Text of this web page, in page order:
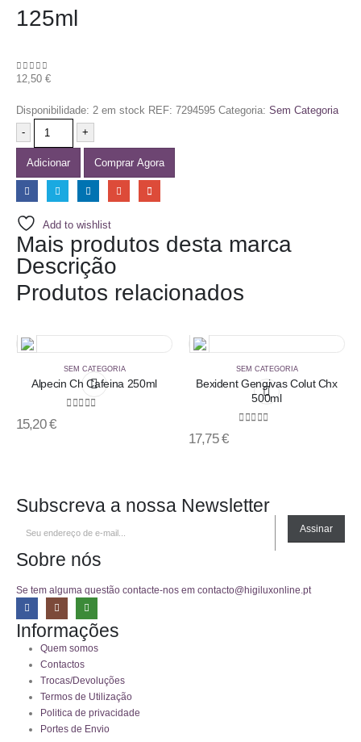
125ml
0 out of 5
12,50 €
Disponibilidade: 2 em stock REF: 7294595 Categoria: Sem Categoria
-
+
Adicionar Comprar Agora
Add to wishlist
Mais produtos desta marca
Descrição
Produtos relacionados
SEM CATEGORIA
Alpecin Ch Cafeina 250ml
15,20€
SEM CATEGORIA
Bexident Gengivas Colut Chx
500ml
17,75€
Subscreva a nossa Newsletter
Assinar
Sobre nós
Se tem alguma questão contacte-nos em contacto@higiluxonline.pt
Informações
Quem somos
Contactos
Trocas/Devoluções
Termos de Utilização
Politica de privacidade
Portes de Envio